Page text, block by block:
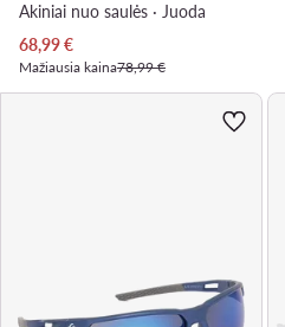
Akiniai nuo saulės · Juoda
Dabartinė kaina
68,99€
Mažiausia kaina78,99 €